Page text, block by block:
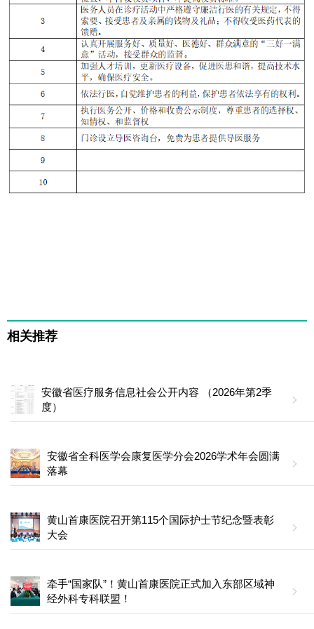
相关推荐
安徽省医疗服务信息社会公开内容 （2026年第2季
度）
安徽省全科医学会康复医学分会2026学术年会圆满
落幕
黄山首康医院召开第115个国际护士节纪念暨表彰
大会
牵手“国家队”！黄山首康医院正式加入东部区域神
经外科专科联盟！